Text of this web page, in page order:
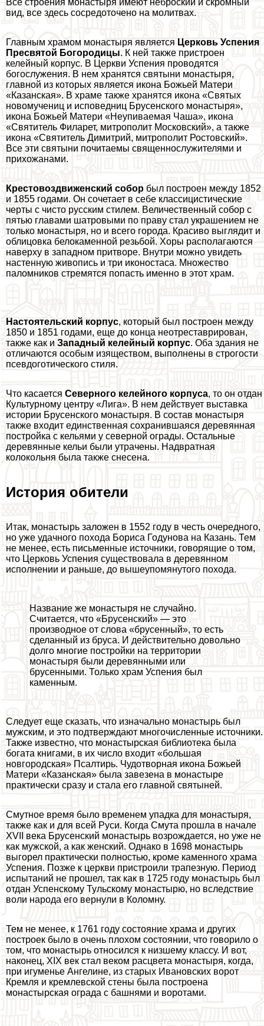
вид, все здесь сосредоточено на молитвах.
Главным храмом монастыря является Церковь Успения
Пресвятой Богородицы. К ней также пристроен
келейный корпус. В Церкви Успения проводятся
богослужения. В нем хранятся святыни монастыря,
главной из которых является икона Божьей Матери
«Казанская». В храме также хранятся икона «Святых
новомучениц и исповедниц Брусенского монастыря»,
икона Божьей Матери «Неупиваемая Чаша», икона
«Святитель Филарет, митрополит Московский», а также
икона «Святитель Димитрий, митрополит Ростовский».
Все эти святыни почитаемы священнослужителями и
прихожанами.
Крестовоздвиженский собор был построен между 1852
и 1855 годами. Он сочетает в себе классицистические
черты с чисто русским стилем. Величественный собор с
пятью главами шатровыми по праву стал украшением не
только монастыря, но и всего города. Красиво выглядит и
облицовка белокаменной резьбой. Хоры располагаются
наверху в западном притворе. Внутри можно увидеть
настенную живопись и три иконостаса. Множество
паломников стремятся попасть именно в этот храм.
Настоятельский корпус, который был построен между
1850 и 1851 годами, еще до конца неотреставрирован,
также как и Западный келейный корпус. Оба здания не
отличаются особым изяществом, выполнены в строгости
псевдоготического стиля.
Что касается Северного келейного корпуса, то он отдан
Культурному центру «Лига». В нем действует выставка
истории Брусенского монастыря. В состав монастыря
также входит единственная сохранившаяся деревянная
постройка с кельями у северной ограды. Остальные
деревянные кельи были утрачены. Надвратная
колокольня была также снесена.
История обители
Итак, монастырь заложен в 1552 году в честь очередного,
но уже удачного похода Бориса Годунова на Казань. Тем
не менее, есть письменные источники, говорящие о том,
что Церковь Успения существовала в деревянном
исполнении и раньше, до вышеупомянутого похода.
Название же монастыря не случайно.
Считается, что «Брусенский» — это
производное от слова «брусенный», то есть
сделанный из бруса. И действительно довольно
долго многие постройки на территории
монастыря были деревянными или
брусенными. Только храм Успения был
каменным.
Следует еще сказать, что изначально монастырь был
мужским, и это подтверждают многочисленные источники.
Также известно, что монастырская библиотека была
богата книгами, в их число входит «большая
новгородская» Псалтирь. Чудотворная икона Божьей
Матери «Казанская» была завезена в монастыре
пpaктически сразу и стала его главной святыней.
Смутное время было временем упадка для монастыря,
также как и для всей Руси. Когда Смута прошла в начале
XVII века Брусенский монастырь возрождается, но уже не
как мужской, а как женский. Однако в 1698 монастырь
выгорел пpaктически полностью, кроме каменного храма
Успения. Позже к церкви пристроили трапезную. Период
испытаний не прошел, так как в 1725 году монастырь был
отдан Успенскому Тульскому монастырю, но вследствие
воли народа его вернули в Коломну.
Тем не менее, к 1761 году состояние храма и других
построек было в очень плохом состоянии, что говорило о
том, что монастырь относился к низшему классу. И вот,
наконец, XIX век стал веком расцвета монастыря, когда,
при игуменье Ангелине, из старых Ивановских ворот
Кремля и кремлевской стены была построена
монастырская ограда с башнями и воротами.